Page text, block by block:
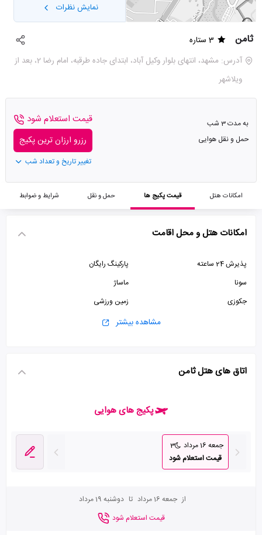
نمایش نظرات
ثامن
3 ستاره
آدرس: مشهد، انتهای بلوار وکیل آباد، ابتدای جاده طرقبه، امام رضا 2، بعد از
ویلاشهر
به مدت 3 شب
حمل و نقل هوایی
قیمت استعلام شود
رزرو ارزان ترین پکیج
تغییر تاریخ و تعداد شب
امکانات هتل قیمت پکیج ها حمل و نقل شرایط و ضوابط
امکانات هتل و محل اقامت
پذیرش 24 ساعته
پارکینگ رایگان
سونا
ماساژ
جکوزی
زمین ورزشی
زمین تنیس
سالن همایش
مشاهده بیشتر
اتاق های هتل ثامن
پکیج های هوایی
جمعه 16 مرداد
3
قیمت استعلام شود
از جمعه 16 مرداد تا دوشنبه 19 مرداد
قیمت استعلام شود